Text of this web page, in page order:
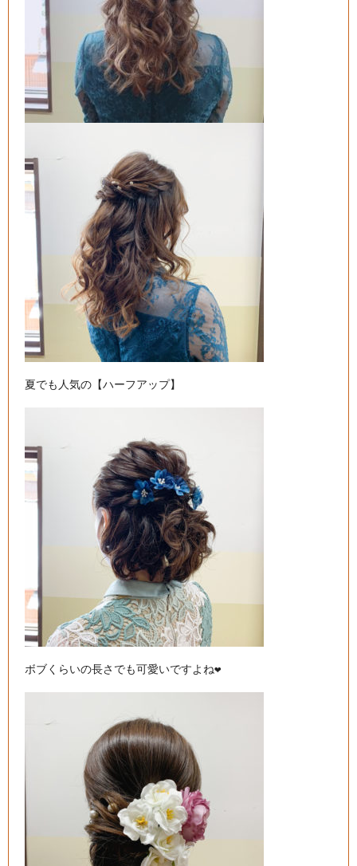
夏でも人気の【ハーフアップ】
ボブくらいの長さでも可愛いですよね❤️